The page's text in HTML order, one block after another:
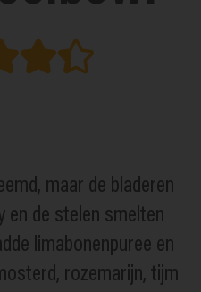
maar de bladeren
en de stelen smelten
limabonenpuree en
rozemarijn, tijm